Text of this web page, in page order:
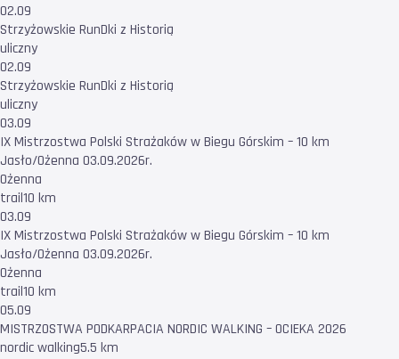
02.09
Strzyżowskie RunDki z Historią
uliczny
02.09
Strzyżowskie RunDki z Historią
uliczny
03.09
IX Mistrzostwa Polski Strażaków w Biegu Górskim – 10 km
Jasło/Ożenna 03.09.2026r.
Ożenna
trail10 km
03.09
IX Mistrzostwa Polski Strażaków w Biegu Górskim – 10 km
Jasło/Ożenna 03.09.2026r.
Ożenna
trail10 km
05.09
MISTRZOSTWA PODKARPACIA NORDIC WALKING – OCIEKA 2026
nordic walking5.5 km